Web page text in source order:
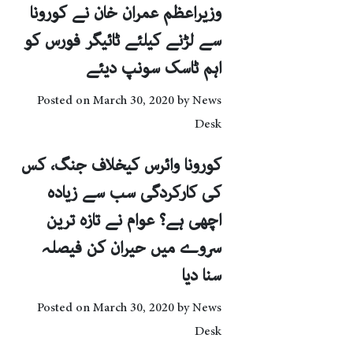
وزیراعظم عمران خان نے کورونا
سے لڑنے کیلئے ٹائیگر فورس کو
اہم ٹاسک سونپ دیئے
Posted onMarch 30, 2020byNews
Desk
کورونا وائرس کیخلاف جنگ، کس
کی کارکردگی سب سے زیادہ
اچھی ہے؟ عوام نے تازہ ترین
سروے میں حیران کن فیصلہ
سنا دیا
Posted onMarch 30, 2020byNews
Desk